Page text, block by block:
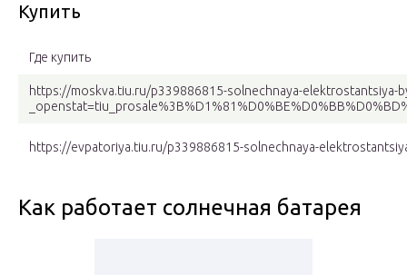
Купить
Где купить
https://moskva.tiu.ru/p339886815-solnechnaya-elektrostantsiya-
https://evpatoriya.tiu.ru/p339886815-solnechnaya-
Как работает солнечная батарея